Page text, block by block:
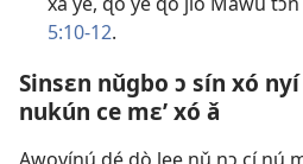
5:10-12.
Sinsɛn nǔgbo ɔ sín xó nyí
nukún ce mɛ’ xó ǎ